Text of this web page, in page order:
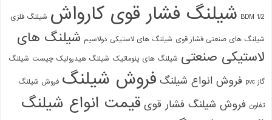
1/2 BDM شیلنگ فشار قوی کارواش شیلنگ فلزی
شیلنگ های صنعتی فشار قوی شیلنگ های لاستیکی دولاسیم شیلنگ های
لاستیکی صنعتی شیلنگ های پنوماتیک شیلنگ هیدرولیک چیست شیلنگ
گاز pvc فروش انواع شیلنگ فروش شیلنگ فروش شیلنگ
تفلون فروش شیلنگ فشار قوی قیمت انواع شیلنگ